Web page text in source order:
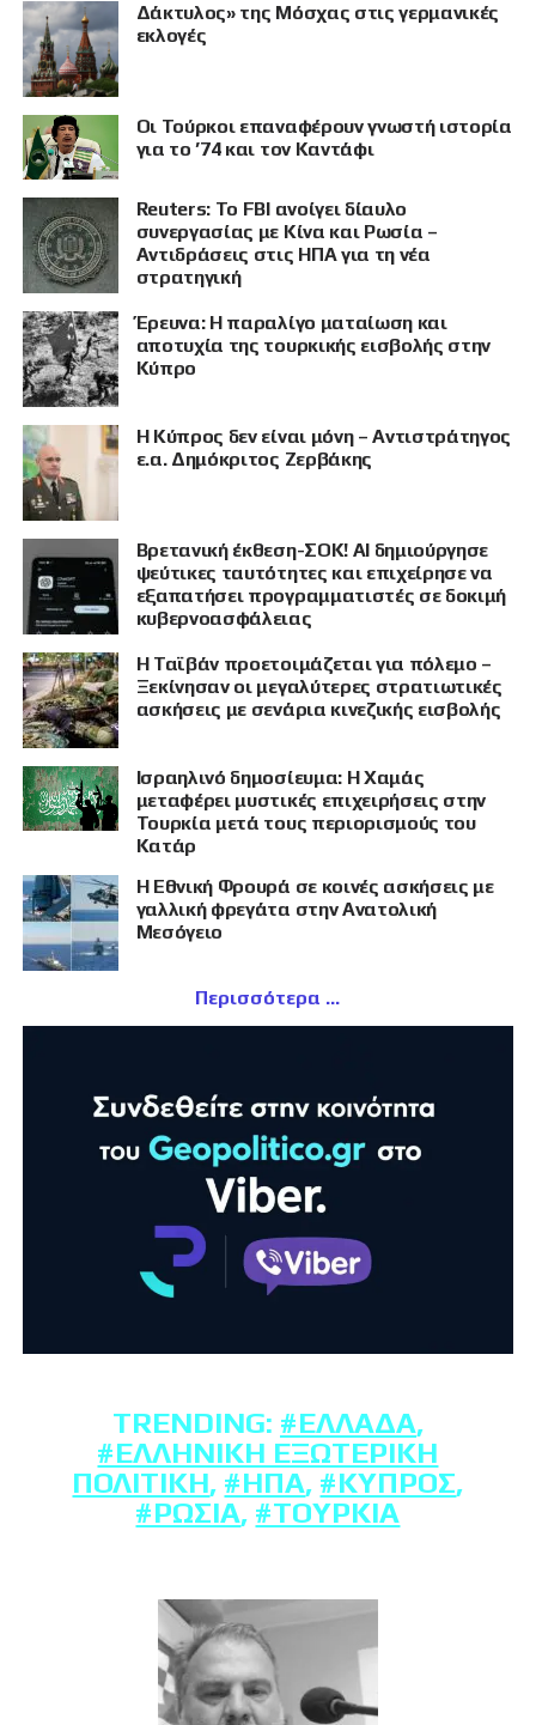
ΠΡΟΒΟΛΗ
Δάκτυλος» της Μόσχας στις γερμανικές
εκλογές
Οι Τούρκοι επαναφέρουν γνωστή ιστορία
για το ’74 και τον Καντάφι
Reuters: Το FBI ανοίγει δίαυλο
συνεργασίας με Κίνα και Ρωσία –
Αντιδράσεις στις ΗΠΑ για τη νέα
στρατηγική
Έρευνα: Η παραλίγο ματαίωση και
αποτυχία της τουρκικής εισβολής στην
Κύπρο
Η Κύπρος δεν είναι μόνη – Αντιστράτηγος
ε.α. Δημόκριτος Ζερβάκης
Βρετανική έκθεση-ΣΟΚ! AI δημιούργησε
ψεύτικες ταυτότητες και επιχείρησε να
εξαπατήσει προγραμματιστές σε δοκιμή
κυβερνοασφάλειας
Η Ταϊβάν προετοιμάζεται για πόλεμο –
Ξεκίνησαν οι μεγαλύτερες στρατιωτικές
ασκήσεις με σενάρια κινεζικής εισβολής
Ισραηλινό δημοσίευμα: Η Χαμάς
μεταφέρει μυστικές επιχειρήσεις στην
Τουρκία μετά τους περιορισμούς του
Κατάρ
Η Εθνική Φρουρά σε κοινές ασκήσεις με
γαλλική φρεγάτα στην Ανατολική
Μεσόγειο
Περισσότερα
TRENDING: #ΕΛΛΆΔΑ,
#ΕΛΛΗΝΙΚΉ ΕΞΩΤΕΡΙΚΉ
ΠΟΛΙΤΙΚΉ, #ΗΠΑ, #ΚΎΠΡΟΣ,
#ΡΩΣΊΑ, #ΤΟΥΡΚΊΑ